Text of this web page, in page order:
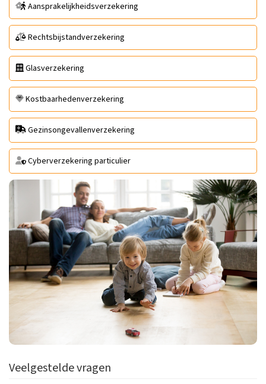
Aansprakelijkheidsverzekering
Rechtsbijstandverzekering
Glasverzekering
Kostbaarhedenverzekering
Gezinsongevallenverzekering
Cyberverzekering particulier
Veelgestelde vragen